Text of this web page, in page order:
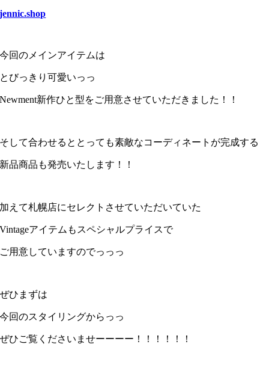
jennic.shop
今回のメインアイテムは
とびっきり可愛いっっ
Newment新作ひと型をご用意させていただきました！！
そして合わせるととっても素敵なコーディネートが完成する
新品商品も発売いたします！！
加えて札幌店にセレクトさせていただいていた
Vintageアイテムもスペシャルプライスで
ご用意していますのでっっっ
ぜひまずは
今回のスタイリングからっっ
ぜひご覧くださいませーーーー！！！！！！